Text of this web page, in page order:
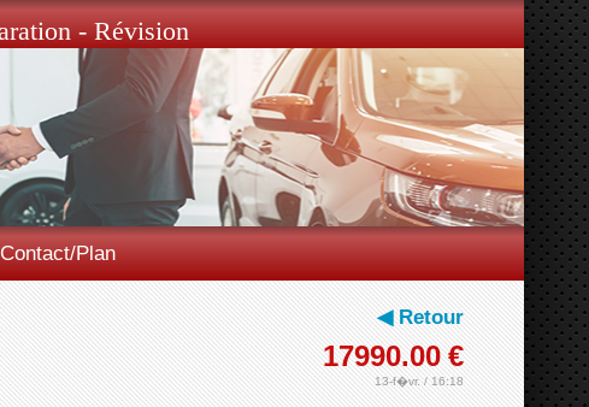
- Révision
Contact/Plan
◀ Retour
17990.00 €
13-f�vr. / 16:18